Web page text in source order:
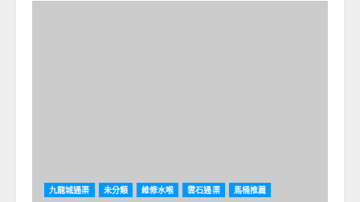
九龍城通渠 未分類 維修水喉 雲石通渠 馬桶推薦